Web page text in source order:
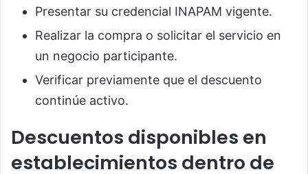
Presentar su credencial INAPAM vigente.
Realizar la compra o solicitar el servicio en
un negocio participante.
Verificar previamente que el descuento
continúe activo.
Descuentos disponibles en
establecimientos dentro de